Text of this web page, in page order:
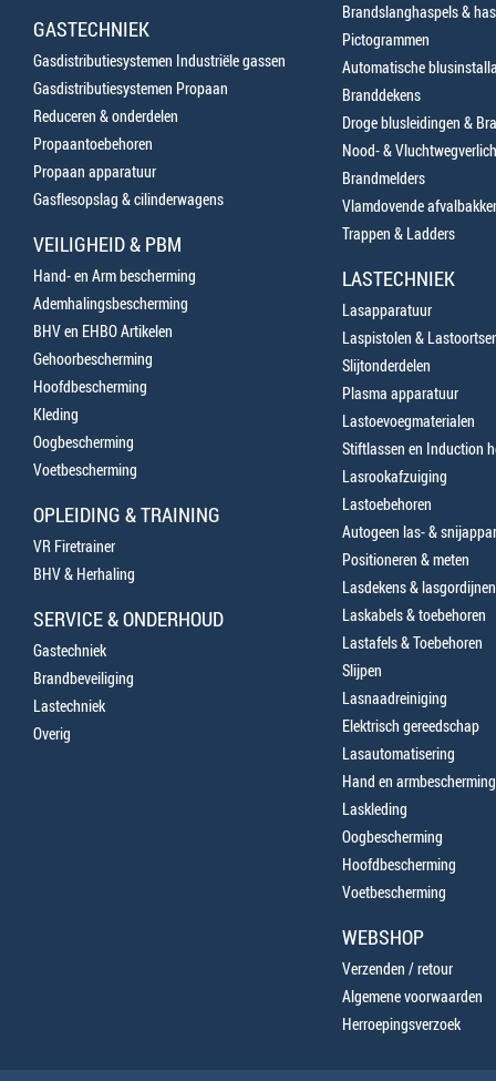
GASTECHNIEK
Gasdistributiesystemen Industriële gassen
Gasdistributiesystemen Propaan
Reduceren & onderdelen
Propaantoebehoren
Propaan apparatuur
Gasflesopslag & cilinderwagens
VEILIGHEID & PBM
Hand- en Arm bescherming
Ademhalingsbescherming
BHV en EHBO Artikelen
Gehoorbescherming
Hoofdbescherming
Kleding
Oogbescherming
Voetbescherming
OPLEIDING & TRAINING
VR Firetrainer
BHV & Herhaling
SERVICE & ONDERHOUD
Gastechniek
Brandbeveiliging
Lastechniek
Overig
Brandslanghaspels &
Pictogrammen
Automatische
Branddekens
Droge blusleidingen &
Nood- &
Brandmelders
Vlamdovende
Trappen & Ladders
LASTECHNIEK
Lasapparatuur
Laspistolen &
Slijtonderdelen
Plasma apparatuur
Lastoevoegmaterialen
Stiftlassen en Induction
Lasrookafzuiging
Lastoebehoren
Autogeen las- &
Positioneren & meten
Lasdekens & lasgordijnen
Laskabels & toebehoren
Lastafels & Toebehoren
Slijpen
Lasnaadreiniging
Elektrisch gereedschap
Lasautomatisering
Hand en armbescherming
Laskleding
Oogbescherming
Hoofdbescherming
Voetbescherming
WEBSHOP
Verzenden / retour
Algemene voorwaarden
Herroepingsverzoek